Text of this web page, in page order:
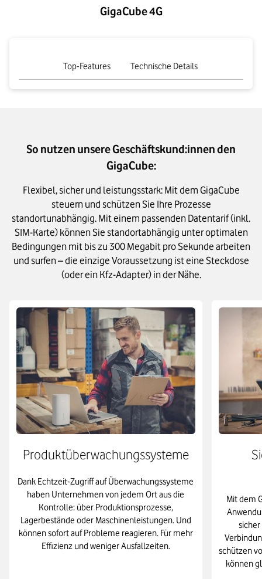
GigaCube 4G
NaN
von
0
Top-Features
NaN
von
0
Technische Details
So nutzen unsere Geschäftskund:innen den
GigaCube:
Flexibel, sicher und leistungsstark: Mit dem GigaCube
steuern und schützen Sie Ihre Prozesse
standortunabhängig. Mit einem passenden Datentarif (inkl.
SIM-Karte) können Sie standortabhängig unter optimalen
Bedingungen mit bis zu 300 Megabit pro Sekunde arbeiten
und surfen – die einzige Voraussetzung ist eine Steckdose
(oder ein Kfz-Adapter) in der Nähe.
Produktüberwachungssysteme
Dank Echtzeit-Zugriff auf Überwachungssysteme
haben Unternehmen von jedem Ort aus die
Kontrolle: über Produktionsprozesse,
Lagerbestände oder Maschinenleistungen. Und
können sofort auf Probleme reagieren. Für mehr
Effizienz und weniger Ausfallzeiten.
Mit dem
schützen
können